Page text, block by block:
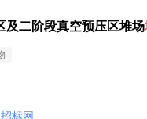
及二阶段真空预压区堆场
标网